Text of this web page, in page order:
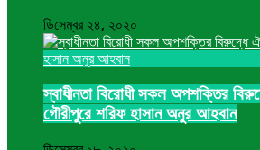
ডিসেম্বর ২৪, ২০২০
স্বাধীনতা বিরোধী সকল অপশক্তির
গৌরীপুরে শরিফ হাসান অনুর আহবান